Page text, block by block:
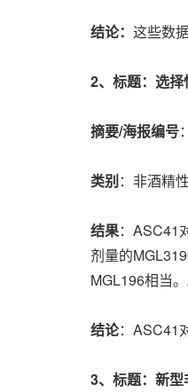
结论： 这些数
2、标题：选择
摘要/海报编号
类别：非酒精
结果：ASC41
剂量的
MGL196相当
结论：ASC41
3、标题：新